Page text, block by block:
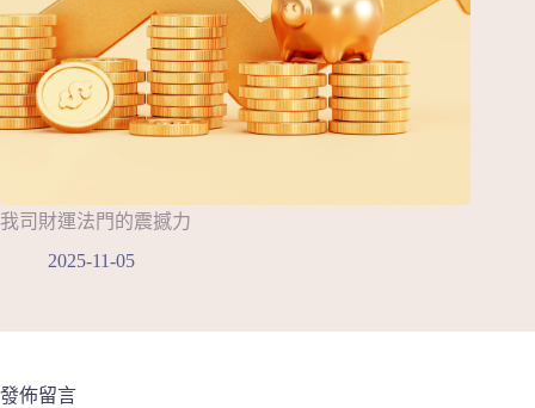
我司財運法門的震撼力
2025-11-05
發佈留言